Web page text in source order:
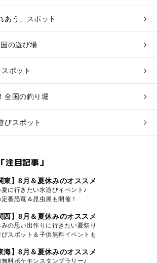
あう」スポット
の遊び場
ポット
全国の釣り堀
びスポット
注目記事」
東】8月＆夏休みのオススメ
夏に行きたい水遊びイベント♪
定番恐竜＆昆虫展も開催！
西】8月＆夏休みのオススメ
みの思い出作りに行きたい夏祭り
びスポット＆子供無料イベントも
海】8月＆夏休みのオススメ
無料ポケモンスタンプラリー♪